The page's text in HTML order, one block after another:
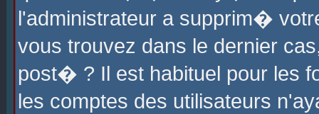
l'administrateur a supprim�
vous trouvez dans le dernier
post� ? Il est habituel pour les
les comptes des utilisateurs